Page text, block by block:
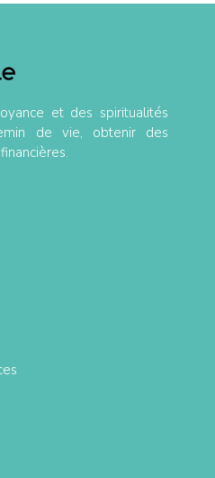
et des spiritualités
de vie, obtenir des